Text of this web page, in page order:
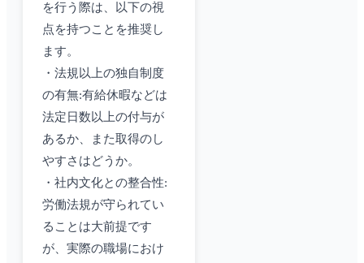
を行う際は、以下の視
点を持つことを推奨し
ます。
・法規以上の独自制度
の有無:有給休暇などは
法定日数以上の付与が
あるか、また取得のし
やすさはどうか。
・社内文化との整合性:
労働法規が守られてい
ることは大前提です
が、実際の職場におけ